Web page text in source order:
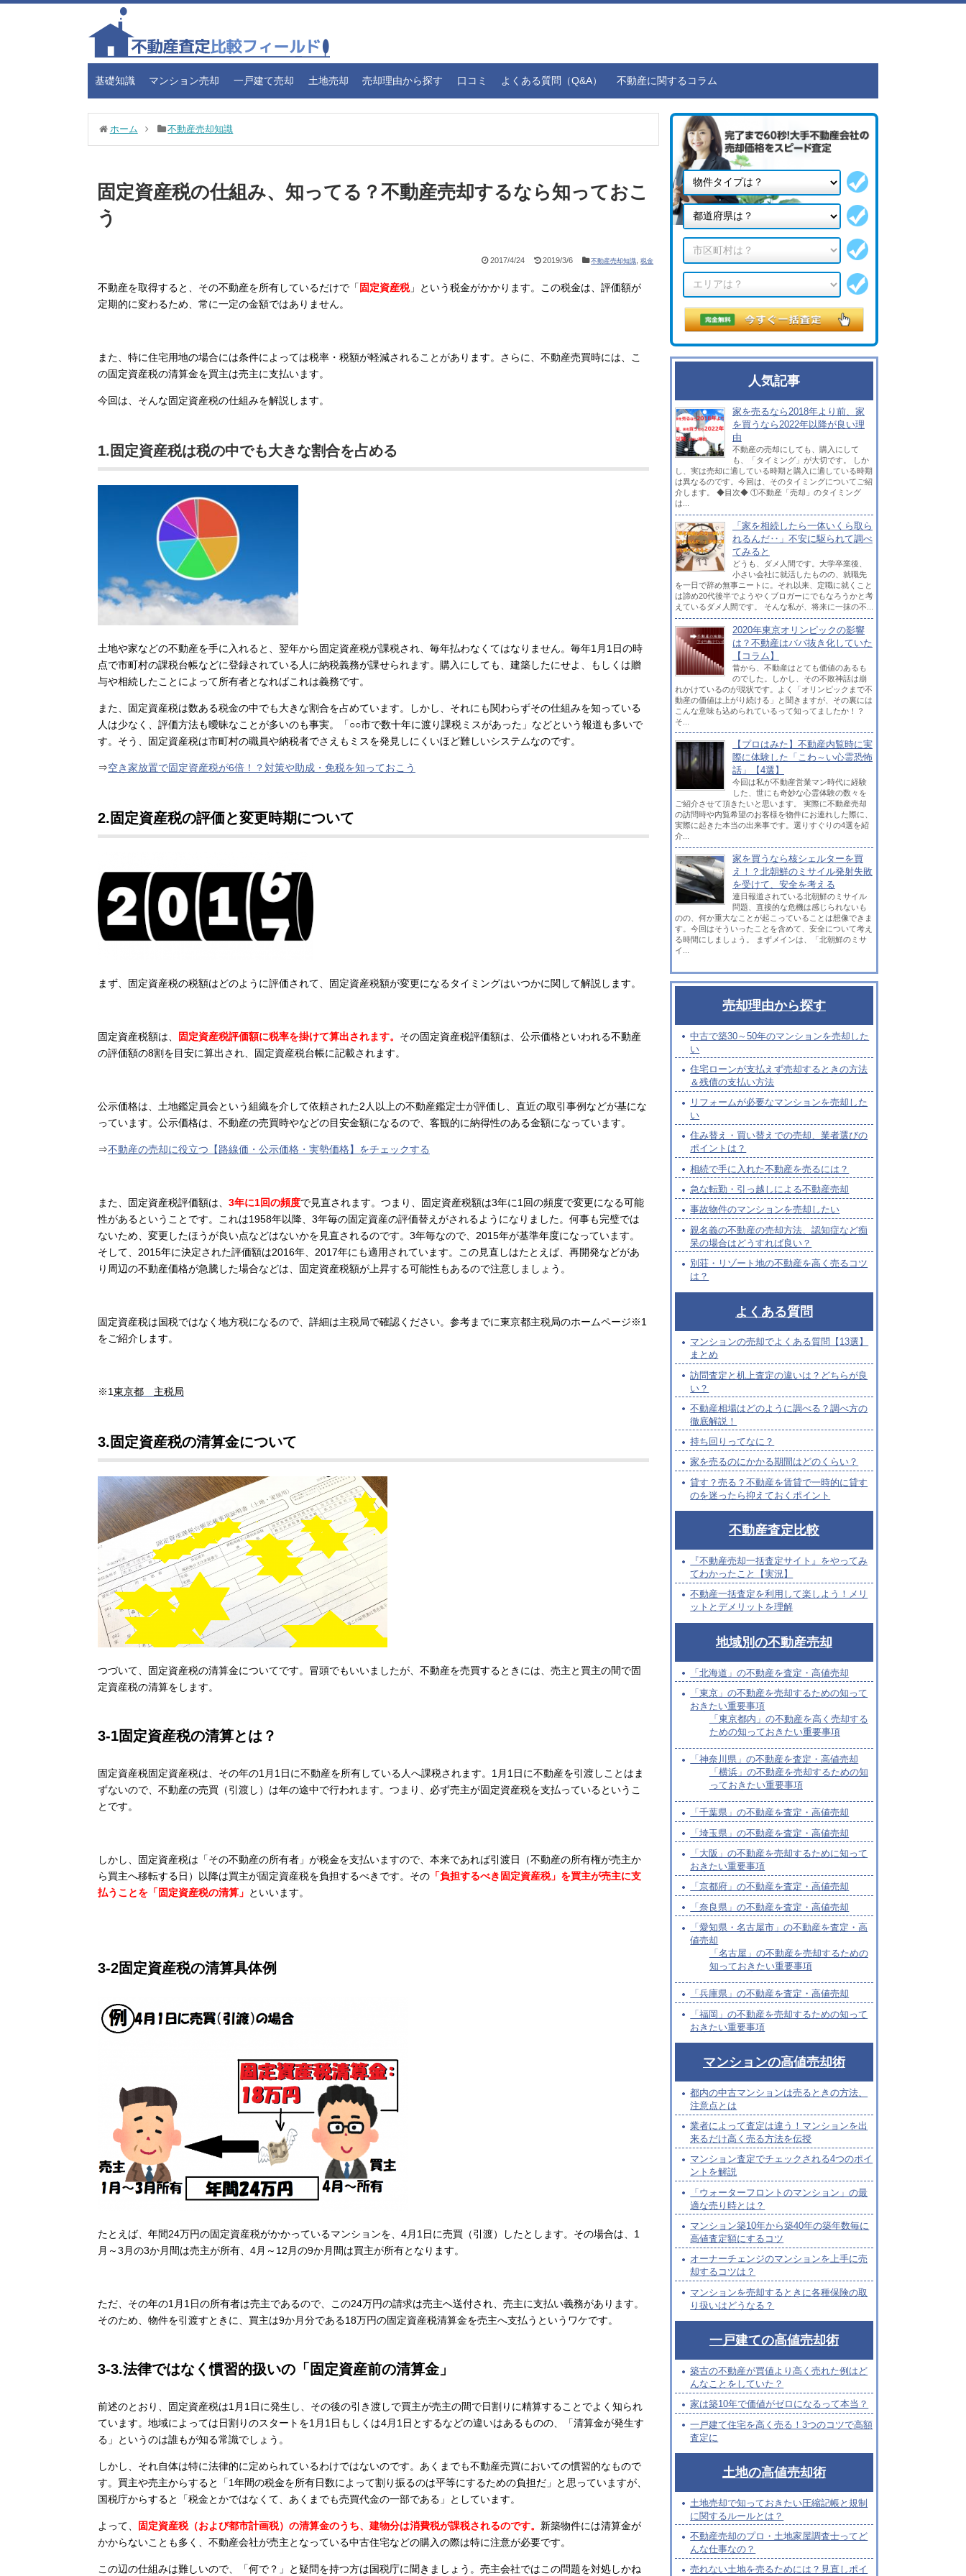
基礎知識 マンション売却 一戸建て売却 土地売却 売却理由から探す 口コミ よくある質問（Q&A） 不動産に関するコラム
ホーム 不動産売却知識
固定資産税の仕組み、知ってる？不動産売却するなら知っておこ
う
2017/4/24 2019/3/6 不動産売却知識 ,税金
不動産を取得すると、その不動産を所有しているだけで「 固定資産税」という税金がかかります。この税金は、評価額が
定期的に変わるため、常に一定の金額ではありません。
また、特に住宅用地の場合には条件によっては税率・税額が軽減されることがあります。さらに、不動産売買時には、こ
の固定資産税の清算金を買主は売主に支払います。
今回は、そんな固定資産税の仕組みを解説します。
1.固定資産税は税の中でも大きな割合を占める
土地や家などの不動産を手に入れると、翌年から固定資産税が課税され、毎年払わなくてはなりません。毎年1月1日の時
点で市町村の課税台帳などに登録されている人に納税義務が課せられます。購入にしても、建築したにせよ、もしくは贈
与や相続したことによって所有者となればこれは義務です。
また、固定資産税は数ある税金の中でも大きな割合を占めています。しかし、それにも関わらずその仕組みを知っている
人は少なく、評価方法も曖昧なことが多いのも事実。「○○市で数十年に渡り課税ミスがあった」などという報道も多いで
す。そう、固定資産税は市町村の職員や納税者でさえもミスを発見しにくいほど難しいシステムなのです。
⇒空き家放置で固定資産税が6倍！？対策や助成・免税を知っておこう
2.固定資産税の評価と変更時期について
まず、固定資産税の税額はどのように評価されて、固定資産税額が変更になるタイミングはいつかに関して解説します。
固定資産税額は、 固定資産税評価額に税率を掛けて算出されます。 その固定資産税評価額は、公示価格といわれる不動産
の評価額の8割を目安に算出され、固定資産税台帳に記載されます。
公示価格は、土地鑑定員会という組織を介して依頼された2 人以上の不動産鑑定士が評価し、直近の取引事例などが基にな
っています。公示価格は、不動産の売買時やなどの目安金額になるので、客観的に納得性のある金額になっています。
⇒不動産の売却に役立つ【路線価・公示価格・実勢価格】をチェックする
また、固定資産税評価額は、 3年に1回の頻度で見直されます。つまり、固定資産税額は3年に1 回の頻度で変更になる可能
性があるということです。これは1958年以降、3年毎の固定資産の評価替えがされるようになりました。何事も完璧では
ないため、変更したほうが良い点などはないかを見直されるのです。3年毎なので、2015年が基準年度になっています。
そして、2015年に決定された評価額は2016年、2017年にも適用されています。この見直しはたとえば、再開発などがあ
り周辺の不動産価格が急騰した場合などは、固定資産税額が上昇する可能性もあるので注意しましょう。
固定資産税は国税ではなく地方税になるので、詳細は主税局で確認ください。参考までに東京都主税局のホームページ※1
をご紹介します。
※1東京都 主税局
3. 固定資産税の清算金について
つづいて、固定資産税の清算金についてです。冒頭でもいいましたが、不動産を売買するときには、売主と買主の間で固
定資産税の清算をします。
3-1固定資産税の清算とは？
固定資産税固定資産税は、その年の1月 1日に不動産を所有している人へ課税されます。 1月 1日に不動産を引渡しことはま
ずないので、不動産の売買（引渡し）は年の途中で行われます。つまり、必ず売主が固定資産税を支払っているというこ
とです。
しかし、固定資産税は「その不動産の所有者」が税金を支払いますので、本来であれば引渡日（不動産の所有権が売主か
ら買主へ移転する日）以降は買主が固定資産税を負担するべきです。その 「負担するべき固定資産税」を買主が売主に支
払うことを「固定資産税の清算」 といいます。
3-2固定資産税の清算具体例
たとえば、年間24万円の固定資産税がかかっているマンションを、 4月 1日に売買（引渡）したとします。その場合は、 1
月～3月の3か月間は売主が所有、 4月～ 12月の9か月間は買主が所有となります。
ただ、その年の1月1日の所有者は売主であるので、この24万円の請求は売主へ送付され、売主に支払い義務があります。
そのため、物件を引渡すときに、買主は9か月分である18万円の固定資産税清算金を売主へ支払うというワケです。
3-3.法律ではなく慣習的扱いの「固定資産前の清算金」
前述のとおり、固定資産税は1月1日に発生し、その後の引き渡しで買主が売主の間で日割りに精算することでよく知られ
ています。地域によっては日割りのスタートを1月1日もしくは4月1日とするなどの違いはあるものの、「清算金が発生す
る」というのは誰もが知る常識でしょう。
しかし、それ自体は特に法律的に定められているわけではないのです。あくまでも不動産売買においての慣習的なもので
す。買主や売主からすると「1年間の税金を所有日数によって割り振るのは平等にするための負担だ」と思っていますが、
国税庁からすると「税金とかではなくて、あくまでも売買代金の一部である」としています。
よって、 固定資産税（および都市計画税）の清算金のうち、建物分は消費税が課税されるのです。 新築物件には清算金が
かからないことも多く、不動産会社が売主となっている中古住宅などの購入の際は特に注意が必要です。
この辺の仕組みは難しいので、「何で？」と疑問を持つ方は国税庁に聞きましょう。売主会社ではこの問題を対処しかね
人気記事
家を売るなら2018年より前、家
を買うなら2022年以降が良い理
由
不動産の売却にしても、購入にして
も、「タイミング」が大切です。 しか
し、実は売却に適している時期と購入に適している時期
は異なるのです。今回は、そのタイミングについてご紹
介します。 ◆目次◆ ①不動産「売却」のタイミング
は...
「家を相続したら一体いくら取ら
れるんだ‥」不安に駆られて調べ
てみると
どうも、ダメ人間です。大学卒業後、
小さい会社に就活したものの、就職先
を一日で辞め無事ニートに。それ以来、定職に就くこと
は諦め20代後半でようやくブロガーにでもなろうかと考
えているダメ人間です。 そんな私が、将来に一抹の不...
2020年東京オリンピックの影響
は？不動産はババ抜き化していた
【コラム】
昔から、不動産はとても価値のあるも
のでした。しかし、その不敗神話は崩
れかけているのが現状です。よく「オリンピックまで不
動産の価値は上がり続ける」と聞きますが、その裏には
こんな意味も込められているって知ってましたか！？
そ...
【プロはみた】不動産内覧時に実
際に体験した「こわ～い心霊恐怖
話」【4選】
今回は私が不動産営業マン時代に経験
した、世にも奇妙な心霊体験の数々を
ご紹介させて頂きたいと思います。 実際に不動産売却
の訪問時や内覧希望のお客様を物件にお連れした際に、
実際に起きた本当の出来事です。選りすぐりの4選を紹
介...
家を買うなら核シェルターを買
え！？北朝鮮のミサイル発射失敗
を受けて、安全を考える
連日報道されている北朝鮮のミサイル
問題、直接的な危機は感じられないも
のの、何か重大なことが起こっていることは想像できま
す。今回はそういったことを含めて、安全について考え
る時間にしましょう。 まずメインは、「北朝鮮のミサ
イ...
売却理由から探す
中古で築30～50年のマンションを売却した
い
住宅ローンが支払えず売却するときの方法
＆残債の支払い方法
リフォームが必要なマンションを売却した
い
住み替え・買い替えでの売却、業者選びの
ポイントは？
相続で手に入れた不動産を売るには？
急な転勤・引っ越しによる不動産売却
事故物件のマンションを売却したい
親名義の不動産の売却方法、認知症など痴
呆の場合はどうすれば良い？
別荘・リゾート地の不動産を高く売るコツ
は？
よくある質問
マンションの売却でよくある質問【13選】
まとめ
訪問査定と机上査定の違いは？どちらが良
い？
不動産相場はどのように調べる？調べ方の
徹底解説！
持ち回りってなに？
家を売るのにかかる期間はどのくらい？
貸す？売る？不動産を賃貸で一時的に貸す
のを迷ったら抑えておくポイント
不動産査定比較
『不動産売却一括査定サイト』をやってみ
てわかったこと【実況】
不動産一括査定を利用して楽しよう！メリ
ットとデメリットを理解
地域別の不動産売却
「北海道」の不動産を査定・高値売却
「東京」の不動産を売却するための知って
おきたい重要事項
「東京都内」の不動産を高く売却する
ための知っておきたい重要事項
「神奈川県」の不動産を査定・高値売却
「横浜」の不動産を売却するための知
っておきたい重要事項
「千葉県」の不動産を査定・高値売却
「埼玉県」の不動産を査定・高値売却
「大阪」の不動産を売却するために知って
おきたい重要事項
「京都府」の不動産を査定・高値売却
「奈良県」の不動産を査定・高値売却
「愛知県・名古屋市」の不動産を査定・高
値売却
「名古屋」の不動産を売却するための
知っておきたい重要事項
「兵庫県」の不動産を査定・高値売却
「福岡」の不動産を売却するための知って
おきたい重要事項
マンションの高値売却術
都内の中古マンションは売るときの方法、
注意点とは
業者によって査定は違う！マンションを出
来るだけ高く売る方法を伝授
マンション査定でチェックされる4つのポイ
ントを解説
「ウォーターフロントのマンション」の最
適な売り時とは？
マンション築10年から築40年の築年数毎に
高値査定額にするコツ
オーナーチェンジのマンションを上手に売
却するコツは？
マンションを売却するときに各種保険の取
り扱いはどうなる？
一戸建ての高値売却術
築古の不動産が買値より高く売れた例はど
んなことをしていた？
家は築10年で価値がゼロになるって本当？
一戸建て住宅を高く売る！3つのコツで高額
査定に
土地の高値売却術
土地売却で知っておきたい圧縮記帳と規制
に関するルールとは？
不動産売却のプロ・土地家屋調査士ってど
んな仕事なの？
売れない土地を売るためには？見直しポイ